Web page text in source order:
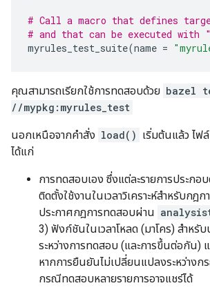
# Call a macro that defines
# and that can be executed
myrules_test_suite(name =
คุณสามารถเรียกใช้การทดสอบด้วย bazel
//mypkg:myrules_test
นอกเหนือจากคำสั่ง load() เริ่มต้นแล้ว ไ
ได้แก่
การทดสอบเอง ซึ่งแต่ละรายการประก
ติดตั้งใช้งานในเวลาวิเคราะห์สำหรับกฎ
ประกาศกฎการทดสอบผ่าน
3) ฟังก์ชันในเวลาโหลด (มาโคร) สำหรั
ระหว่างการทดสอบ (และการขึ้นต่อกัน)
หากการยืนยันไม่เปลี่ยนแปลงระหว่าง
กรณีทดสอบหลายรายการอาจแชร์ได้